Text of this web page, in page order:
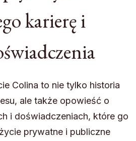
karierę i
Colina to nie tylko historia
ale także opowieść o
i doświadczeniach, które go
prywatne i publiczne